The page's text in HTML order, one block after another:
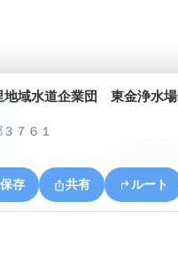
地域水道企業団 東金浄水場
７６１
保存 共有 ルート
湯坂